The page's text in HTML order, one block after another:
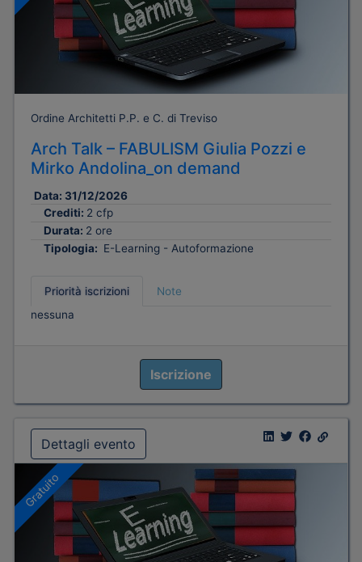
Ordine Architetti P.P. e C. di Treviso
Arch Talk – FABULISM Giulia Pozzi e
Mirko Andolina_on demand
Data: 31/12/2026
Crediti: 2 cfp
Durata: 2 ore
Tipologia: E-Learning - Autoformazione
Priorità iscrizioni
Note
nessuna
Iscrizione
Dettagli evento
Gratuito